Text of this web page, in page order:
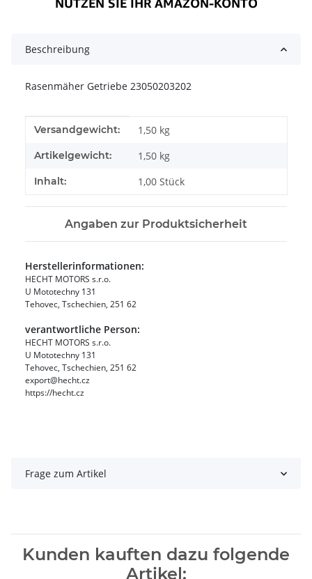
Beschreibung
Rasenmäher Getriebe 23050203202
Produkteigenschaft
Wert
Versandgewicht: 1,50 kg
Artikelgewicht: 1,50 kg
Inhalt: 1,00 Stück
Angaben zur Produktsicherheit
Herstellerinformationen:
HECHT MOTORS s.r.o.
U Mototechny 131
Tehovec, Tschechien, 251 62
verantwortliche Person:
HECHT MOTORS s.r.o.
U Mototechny 131
Tehovec, Tschechien, 251 62
export@hecht.cz
https://hecht.cz
Frage zum Artikel
Kunden kauften dazu folgende
Artikel: